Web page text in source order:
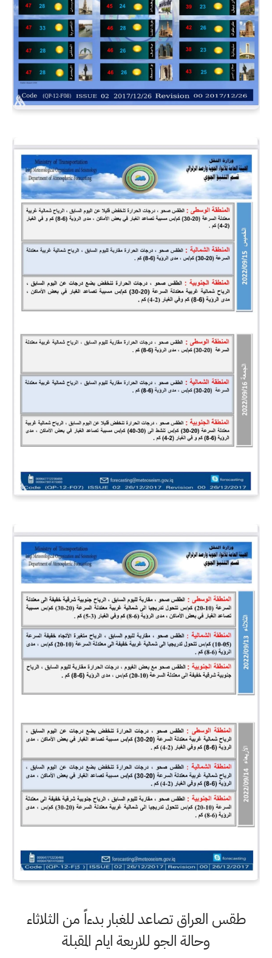
طقس العراق تصاعد للغبار بدءاً من الثلاثاء
وحالة الجو للاربعة ايام المقبلة